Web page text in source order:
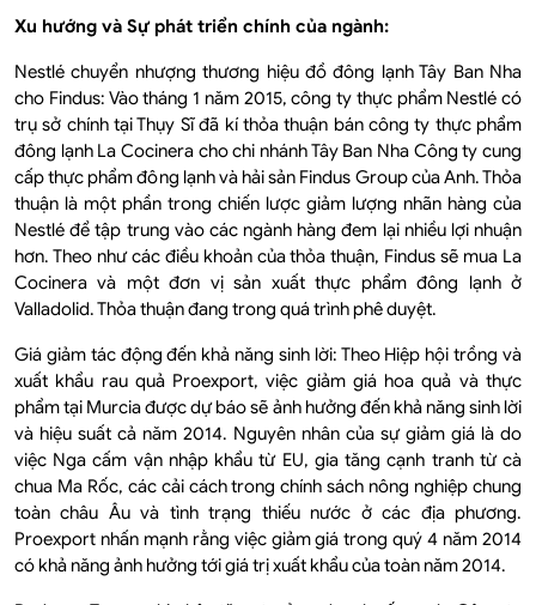
Xu hướng và Sự phát triển chính của ngành:
Nestlé chuyển nhượng thương hiệu đồ đông lạnh Tây Ban Nha
cho Findus: Vào tháng 1 năm 2015, công ty thực phẩm Nestlé có
trụ sở chính tại Thụy Sĩ đã kí thỏa thuận bán công ty thực phẩm
đông lạnh La Cocinera cho chi nhánh Tây Ban Nha Công ty cung
cấp thực phẩm đông lạnh và hải sản Findus Group của Anh. Thỏa
thuận là một phần trong chiến lược giảm lượng nhãn hàng của
Nestlé để tập trung vào các ngành hàng đem lại nhiều lợi nhuận
hơn. Theo như các điều khoản của thỏa thuận, Findus sẽ mua La
Cocinera và một đơn vị sản xuất thực phẩm đông lạnh ở
Valladolid. Thỏa thuận đang trong quá trình phê duyệt.
Giá giảm tác động đến khả năng sinh lời: Theo Hiệp hội trồng và
xuất khẩu rau quả Proexport, việc giảm giá hoa quả và thực
phẩm tại Murcia được dự báo sẽ ảnh hưởng đến khả năng sinh lời
và hiệu suất cả năm 2014. Nguyên nhân của sự giảm giá là do
việc Nga cấm vận nhập khẩu từ EU, gia tăng cạnh tranh từ cà
chua Ma Rốc, các cải cách trong chính sách nông nghiệp chung
toàn châu Âu và tình trạng thiếu nước ở các địa phương.
Proexport nhấn mạnh rằng việc giảm giá trong quý 4 năm 2014
có khả năng ảnh hưởng tới giá trị xuất khẩu của toàn năm 2014.